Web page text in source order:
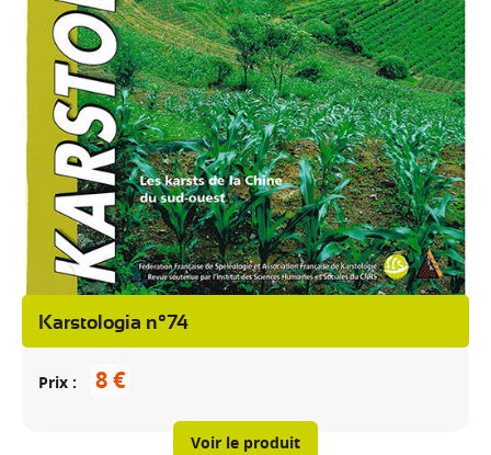
Karstologia n°74
Prix 8 €
Voir le produit